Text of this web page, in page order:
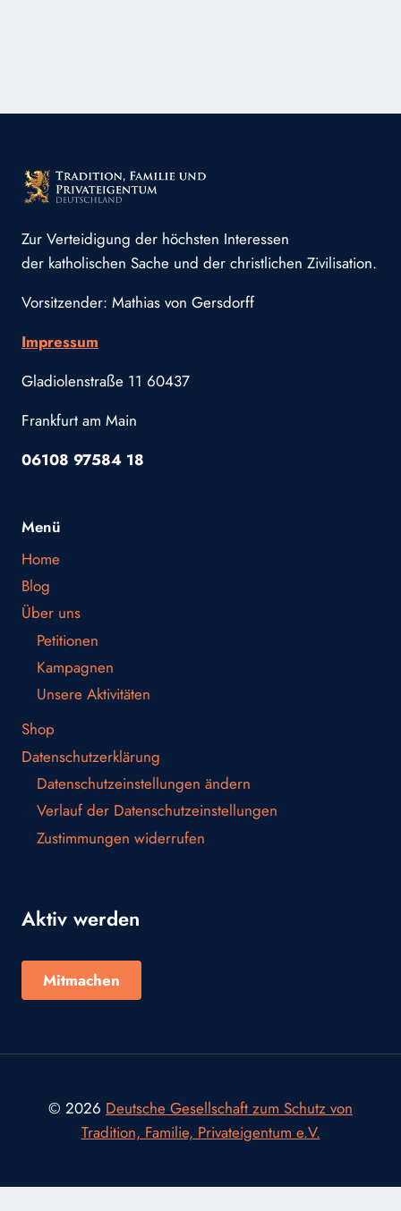
Zur Verteidigung der höchsten Interessen
der katholischen Sache und der christlichen Zivilisation.
Vorsitzender: Mathias von Gersdorff
Impressum
Gladiolenstraße 11 60437
Frankfurt am Main
06108 97584 18
Menü
Home
Blog
Über uns
Petitionen
Kampagnen
Unsere Aktivitäten
Shop
Datenschutzerklärung
Datenschutzeinstellungen ändern
Verlauf der Datenschutzeinstellungen
Zustimmungen widerrufen
Aktiv werden
Mitmachen
© 2026 Deutsche Gesellschaft zum Schutz von
Tradition, Familie, Privateigentum e.V.